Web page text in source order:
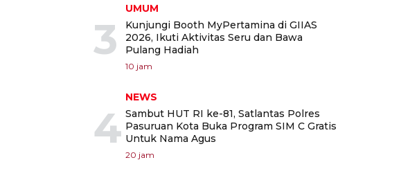
3
UMUM
Kunjungi Booth MyPertamina di GIIAS
2026, Ikuti Aktivitas Seru dan Bawa
Pulang Hadiah
10 jam
4
NEWS
Sambut HUT RI ke-81, Satlantas Polres
Pasuruan Kota Buka Program SIM C Gratis
Untuk Nama Agus
20 jam